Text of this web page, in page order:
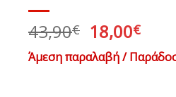
43,90€ Original
price
was:
18,00€Η
τιμή
Άμεση παραλαβή /